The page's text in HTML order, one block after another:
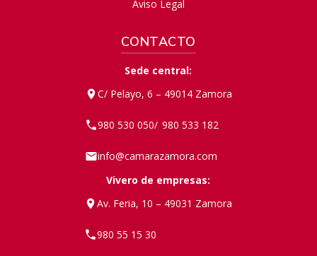
Aviso Legal
CONTACTO
Sede central:
C/ Pelayo, 6 – 49014 Zamora
980 530 050/ 980 533 182
info@camarazamora.com
Vivero de empresas:
Av. Feria, 10 – 49031 Zamora
980 55 15 30